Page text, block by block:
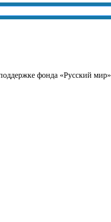
фонда «Русский мир»